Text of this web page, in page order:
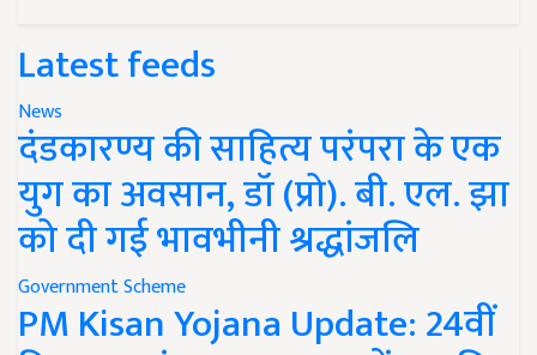
Latest feeds
News
दंडकारण्य की साहित्य परंपरा के एक
युग का अवसान, डॉ (प्रो). बी. एल. झा
को दी गई भावभीनी श्रद्धांजलि
Government Scheme
PM Kisan Yojana Update: 24वीं